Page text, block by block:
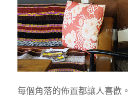
每個角落的佈置都讓人喜歡。